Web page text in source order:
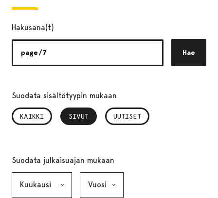
Hakusana(t)
Hae
Suodata sisältötyypin mukaan
KAIKKI SIVUT
, VALITTU UUTISET
Suodata julkaisuajan mukaan